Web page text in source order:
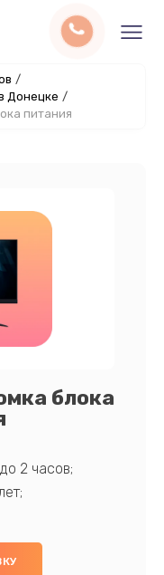
/
Донецке /
питания
блока
2 часов;